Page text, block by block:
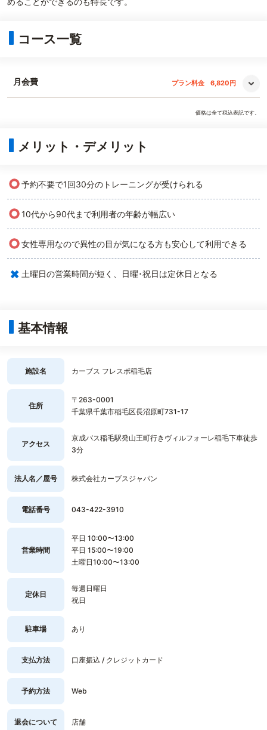
コース一覧
月会費 プラン料金 6,820円
価格は全て税込表記です。
メリット・デメリット
○予約不要で1回30分のトレーニングが受けられる
○10代から90代まで利用者の年齢が幅広い
○女性専用なので異性の目が気になる方も安心して利用できる
× 土曜日の営業時間が短く、日曜･祝日は定休日となる
基本情報
施設名 カーブス フレスポ稲毛店
住所
〒263-0001
千葉県千葉市稲毛区長沼原町731-17
アクセス
京成バス稲毛駅発山王町行きヴィルフォーレ稲毛下車徒歩
3分
法人名／屋号 株式会社カーブスジャパン
電話番号 043-422-3910
営業時間
平日 10:00〜13:00
平日 15:00〜19:00
土曜日10:00〜13:00
定休日
毎週日曜日
祝日
駐車場 あり
支払方法 口座振込 / クレジットカード
予約方法 Web
退会について 店舗